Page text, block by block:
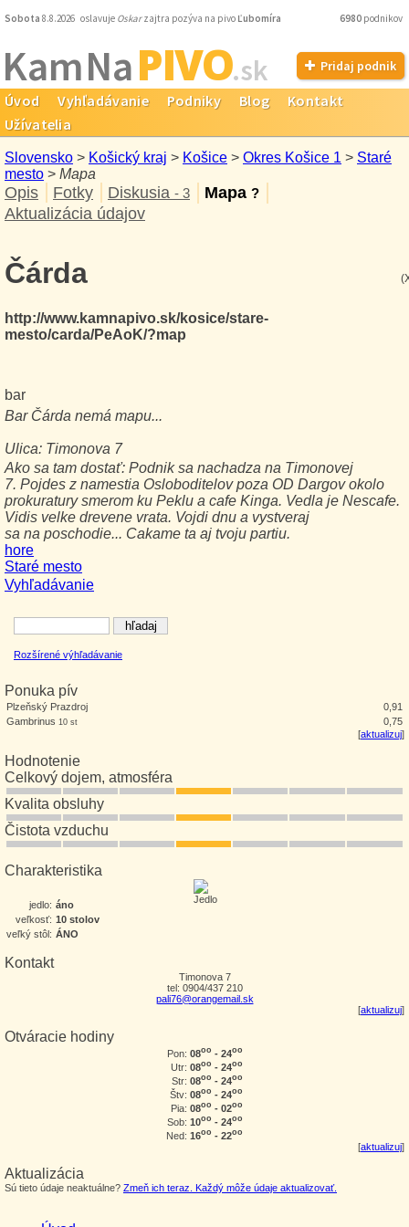
Sobota 8.8.2026 oslavuje Oskarzajtra pozýva na pivo Ľubomíra 6980 podnikov
Kam NaPIVO.sk Pridaj podnik
Úvod Vyhľadávanie Podniky Blog
Kontakt
Užívatelia
Slovensko > Košický kraj > Košice > Okres Košice 1 > Staré
mesto > Mapa
Opis Fotky Diskusia - 3 Mapa ?
Aktualizácia údajov
Vyhľadávanie
Rozšírené výhľadávanie
Ponuka pív
Plzeňský Prazdroj
0,91
Gambrinus 10 st
0,75
[aktualizuj]
Hodnotenie
Celkový dojem, atmosféra
Kvalita obsluhy
Čistota vzduchu
Charakteristika
jedlo: áno
veľkosť: 10 stolov
veľký stôl: ÁNO
Kontakt
Timonova 7
tel: 0904/437 210
pali76@orangemail.sk
[aktualizuj]
Otváracie hodiny
Pon: 08oo - 24oo
Utr: 08oo - 24oo
Str: 08oo - 24oo
Štv: 08oo - 24oo
Pia: 08oo - 02oo
Sob: 10oo - 24oo
Ned: 16oo - 22oo
[aktualizuj]
Aktualizácia
Sú tieto údaje neaktuálne? Zmeň ich teraz. Každý môže údaje aktualizovať.
Čárda
http://www.kamnapivo.sk/kosice/stare-
mesto/carda/PeAoK/?map
bar
Bar Čárda nemá mapu...
Ulica: Timonova 7
Ako sa tam dostať: Podnik sa nachadza na Timonovej
7. Pojdes z namestia Osloboditelov poza OD Dargov okolo
prokuratury smerom ku Peklu a cafe Kinga. Vedla je Nescafe.
Vidis velke drevene vrata. Vojdi dnu a vystveraj
sa na poschodie... Cakame ta aj tvoju partiu.
hore
Staré mesto